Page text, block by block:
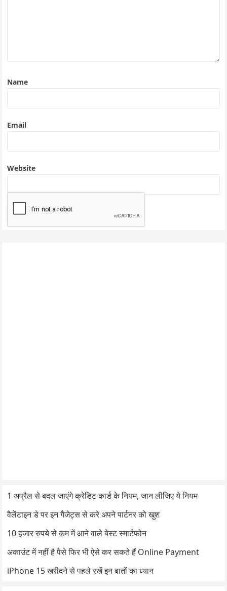
Name
Email
Website
1 अप्रैल से बदल जाएंगे क्रेडिट कार्ड के नियम, जान लीजिए ये नियम
वैलेंटाइन डे पर इन गैजेट्स से करे अपने पार्टनर को खुश
10 हजार रुपये से कम में आने वाले बेस्ट स्मार्टफोन
अकाउंट में नहीं है पैसे फिर भी ऐसे कर सकते हैं Online Payment
iPhone 15 खरीदने से पहले रखें इन बातों का ध्यान